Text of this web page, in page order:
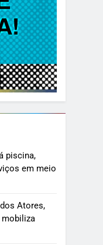
piscina,
em meio
Atores,
mobiliza